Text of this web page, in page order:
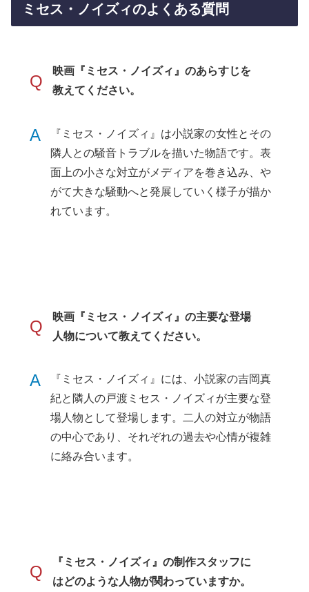
ミセス・ノイズィのよくある質問
Q
映画『ミセス・ノイズィ』のあらすじを
教えてください。
A
『ミセス・ノイズィ』は小説家の女性とその
隣人との騒音トラブルを描いた物語です。表
面上の小さな対立がメディアを巻き込み、や
がて大きな騒動へと発展していく様子が描か
れています。
Q
映画『ミセス・ノイズィ』の主要な登場
人物について教えてください。
A
『ミセス・ノイズィ』には、小説家の吉岡真
紀と隣人の戸渡ミセス・ノイズィが主要な登
場人物として登場します。二人の対立が物語
の中心であり、それぞれの過去や心情が複雑
に絡み合います。
Q
『ミセス・ノイズィ』の制作スタッフに
はどのような人物が関わっていますか。